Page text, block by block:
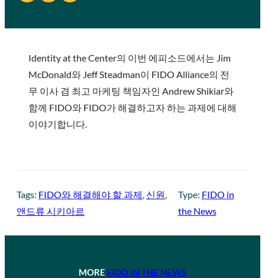
Identity at the Center의 이번 에피소드에서는 Jim
McDonald와 Jeff Steadman이 FIDO Alliance의 전
무 이사 겸 최고 마케팅 책임자인 Andrew Shikiar와
함께 FIDO와 FIDO가 해결하고자 하는 과제에 대해
이야기합니다.
Tags: FIDO와 해결해야 할 과제 신원
앤드류 시키아르
Type: FIDO in
the News
MORE FIDO IN THE NEWS